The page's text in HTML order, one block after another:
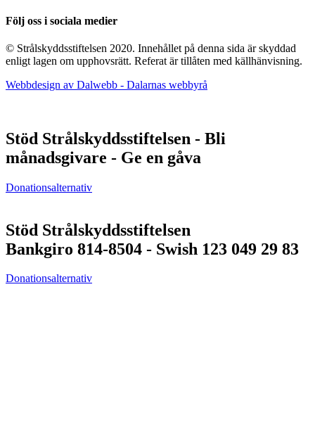
Följ oss i sociala medier
© Strålskyddsstiftelsen 2020. Innehållet på denna sida är skyddad
enligt lagen om upphovsrätt. Referat är tillåten med källhänvisning.
Webbdesign av Dalwebb - Dalarnas webbyrå
Stöd Strålskyddsstiftelsen - Bli
månadsgivare - Ge en gåva
Donationsalternativ
Stöd Strålskyddsstiftelsen
Bankgiro 814-8504 - Swish 123 049 29 83
Donationsalternativ